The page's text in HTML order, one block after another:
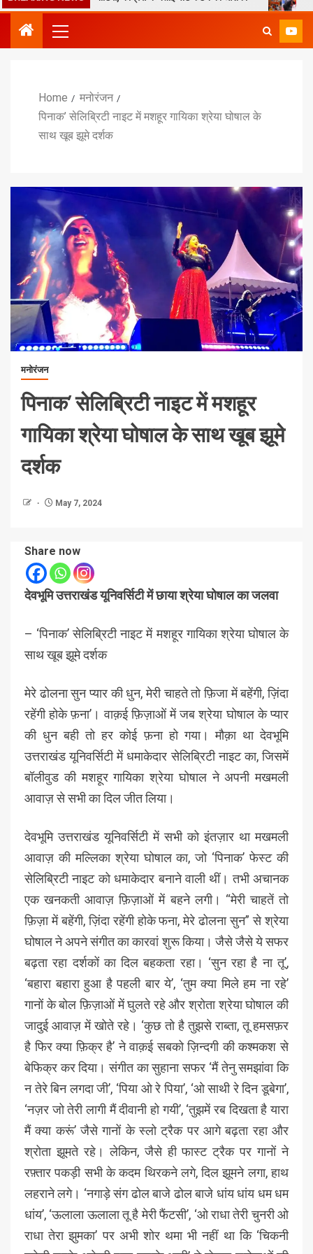
Home
मनोरंजन
पिनाक’ सेलिब्रिटी नाइट में मशहूर गायिका श्रेया घोषाल के
साथ खूब झूमे दर्शक
मनोरंजन
पिनाक’ सेलिब्रिटी नाइट में मशहूर
गायिका श्रेया घोषाल के साथ खूब झूमे
दर्शक
May 7, 2024
Share now
देवभूमि उत्तराखंड यूनिवर्सिटी में छाया श्रेया घोषाल का जलवा
– ‘पिनाक’ सेलिब्रिटी नाइट में मशहूर गायिका श्रेया घोषाल के
साथ खूब झूमे दर्शक
मेरे ढोलना सुन प्यार की धुन, मेरी चाहते तो फ़िजा में बहेंगी, ज़िंदा
रहेंगी होके फ़ना’। वाक़ई फ़िज़ाओं में जब श्रेया घोषाल के प्यार
की धुन बही तो हर कोई फ़ना हो गया। मौक़ा था देवभूमि
उत्तराखंड यूनिवर्सिटी में धमाकेदार सेलिब्रिटी नाइट का, जिसमें
बॉलीवुड की मशहूर गायिका श्रेया घोषाल ने अपनी मखमली
आवाज़ से सभी का दिल जीत लिया।
देवभूमि उत्तराखंड यूनिवर्सिटी में सभी को इंतज़ार था मखमली
आवाज़ की मल्लिका श्रेया घोषाल का, जो ‘पिनाक’ फेस्ट की
सेलिब्रिटी नाइट को धमाकेदार बनाने वाली थीं। तभी अचानक
एक खनकती आवाज़ फ़िज़ाओं में बहने लगी। “मेरी चाहतें तो
फ़िज़ा में बहेंगी, ज़िंदा रहेंगी होके फना, मेरे ढोलना सुन” से श्रेया
घोषाल ने अपने संगीत का कारवां शुरू किया। जैसे जैसे ये सफर
बढ़ता रहा दर्शकों का दिल बहकता रहा। ‘सुन रहा है ना तू’,
‘बहारा बहारा हुआ है पहली बार ये’, ‘तुम क्या मिले हम ना रहे’
गानों के बोल फ़िज़ाओं में घुलते रहे और श्रोता श्रेया घोषाल की
जादुई आवाज़ में खोते रहे। ‘कुछ तो है तुझसे राब्ता, तू हमसफ़र
है फिर क्या फ़िक्र है’ ने वाक़ई सबको ज़िन्दगी की कश्मकश से
बेफिक्र कर दिया। संगीत का सुहाना सफर ‘मैं तेनु समझांवा कि
न तेरे बिन लगदा जी’, ‘पिया ओ रे पिया’, ‘ओ साथी रे दिन डूबेगा’,
‘नज़र जो तेरी लागी मैं दीवानी हो गयी’, ‘तुझमें रब दिखता है यारा
मैं क्या करूं’ जैसे गानों के स्लो ट्रैक पर आगे बढ़ता रहा और
श्रोता झूमते रहे। लेकिन, जैसे ही फास्ट ट्रैक पर गानों ने
रफ़्तार पकड़ी सभी के कदम थिरकने लगे, दिल झूमने लगा, हाथ
लहराने लगे। ‘नगाड़े संग ढोल बाजे ढोल बाजे धांय धांय धम धम
धांय’, ‘ऊलाला ऊलाला तू है मेरी फैंटसी’, ‘ओ राधा तेरी चुनरी ओ
राधा तेरा झुमका’ पर अभी शोर थमा भी नहीं था कि ‘चिकनी